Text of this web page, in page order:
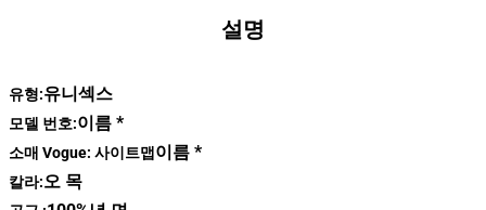
설명
유형:유니섹스
모델 번호:이름 *
소매 Vogue: 사이트맵 이름 *
칼라:오 목